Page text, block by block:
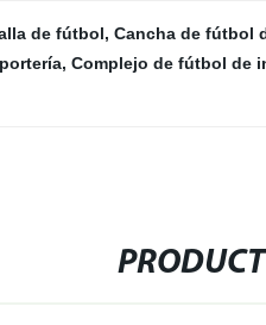
de fútbol, Cancha de fútbol
, Complejo de fútbol de